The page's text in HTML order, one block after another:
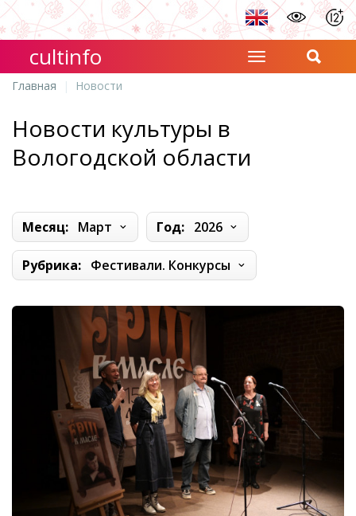
cultinfo
Главная Новости
Новости культуры в
Вологодской области
Месяц: Март Год: 2026
Рубрика: Фестивали. Конкурсы